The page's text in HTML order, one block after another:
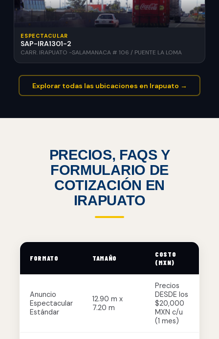
ESPECTACULAR
SAP-IRA1301-2
CARR. IRAPUATO -SALAMANACA # 106 / PUENTE LA LOMA
Explorar todas las ubicaciones en Irapuato →
PRECIOS, FAQS Y
FORMULARIO DE
COTIZACIÓN EN
IRAPUATO
FORMATO TAMAÑO
COSTO
(MXN)
Anuncio
Espectacular
Estándar
12.90 m x
7.20 m
Precios
DESDE los
$20,000
MXN c/u
(1 mes)